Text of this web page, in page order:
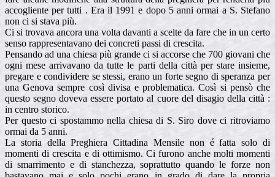
accogliente per tutti . Era il 1991 e dopo 5 anni ormai a S. Stefano
non ci si stava più.
Ci si trovava ancora una volta davanti a scelte da fare che in un certo
senso rappresentavano dei concreti passi di crescita.
Pensando ad una chiesa più grande ci si accorse che 700 giovani che
ogni mese arrivavano da tutte le parti della città per stare insieme,
pregare e condividere se stessi, erano un forte segno di speranza per
una Genova sempre così divisa e problematica. Così si pensò che
questo segno doveva essere portato al cuore del disagio della città :
in centro storico.
Per questo ci spostammo nella chiesa di S. Siro dove ci ritroviamo
ormai da 5 anni.
La storia della Preghiera Cittadina Mensile non é fatta solo di
momenti di crescita e di ottimismo. Ci furono anche molti momenti
di smarrimento e di stanchezza, soprattutto quando le forze non